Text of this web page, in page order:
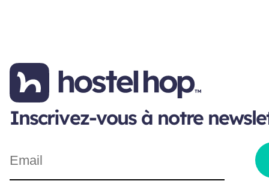
Inscrivez-vous à notre